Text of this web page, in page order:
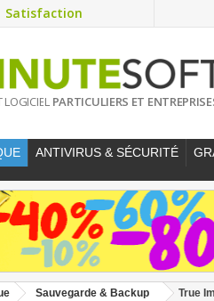
Satisfaction
LOGICIEL PARTICULIERS ET
ANTIVIRUS & SÉCURITÉ
Sauvegarde & Backup True